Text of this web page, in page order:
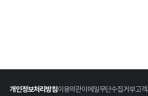
개인정보처리방침이용약관이메일무단수집거부고